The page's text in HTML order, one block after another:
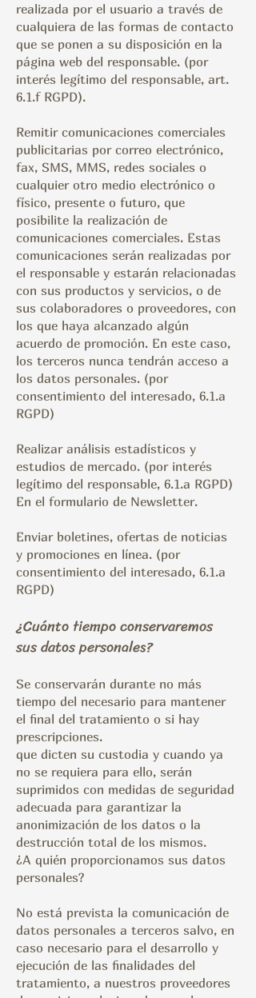
realizada por el usuario a través de
cualquiera de las formas de contacto
que se ponen a su disposición en la
página web del responsable. (por
interés legítimo del responsable, art.
6.1.f RGPD).
Remitir comunicaciones comerciales
publicitarias por correo electrónico,
fax, SMS, MMS, redes sociales o
cualquier otro medio electrónico o
físico, presente o futuro, que
posibilite la realización de
comunicaciones comerciales. Estas
comunicaciones serán realizadas por
el responsable y estarán relacionadas
con sus productos y servicios, o de
sus colaboradores o proveedores, con
los que haya alcanzado algún
acuerdo de promoción. En este caso,
los terceros nunca tendrán acceso a
los datos personales. (por
consentimiento del interesado, 6.1.a
RGPD)
Realizar análisis estadísticos y
estudios de mercado. (por interés
legítimo del responsable, 6.1.a RGPD)
En el formulario de Newsletter.
Enviar boletines, ofertas de noticias
y promociones en línea. (por
consentimiento del interesado, 6.1.a
RGPD)
¿Cuánto tiempo conservaremos
sus datos personales?
Se conservarán durante no más
tiempo del necesario para mantener
el final del tratamiento o si hay
prescripciones.
que dicten su custodia y cuando ya
no se requiera para ello, serán
suprimidos con medidas de seguridad
adecuada para garantizar la
anonimización de los datos o la
destrucción total de los mismos.
¿A quién proporcionamos sus datos
personales?
No está prevista la comunicación de
datos personales a terceros salvo, en
caso necesario para el desarrollo y
ejecución de las finalidades del
tratamiento, a nuestros proveedores